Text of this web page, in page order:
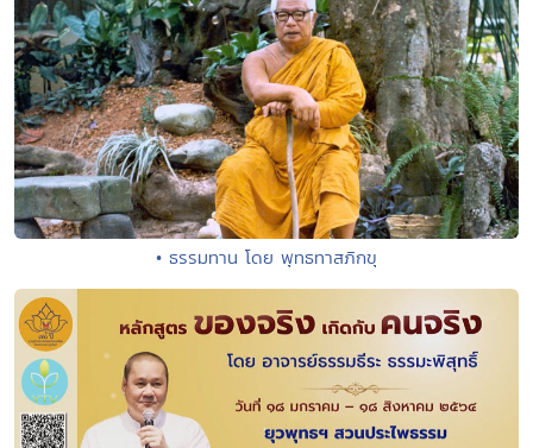
• ธรรมทาน โดย พุทธทาสภิกขุ